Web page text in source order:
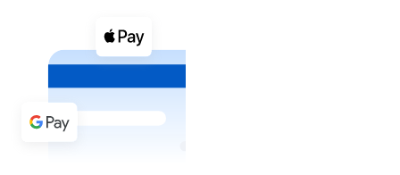
Buoni cripto
Acquista criptovalute in contanti e altri mezzi di
Acquista con contanti
Bonifico SEPA